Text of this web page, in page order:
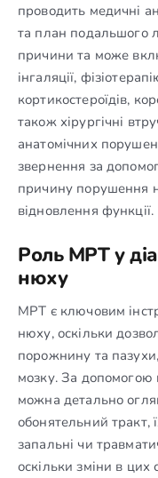
проводить медичні
та план подальшого
причини та може
інгаляції,
кортикостероїдів,
також хірургічні
анатомічних
звернення за
причину порушення
відновлення функції.
Роль МРТ у
нюху
МРТ є ключовим
нюху, оскільки
порожнину та
мозку. За допомогою
можна детально
обонятельний тракт,
запальні чи
оскільки зміни в